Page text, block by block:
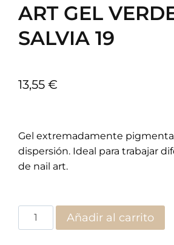
ART GEL
SALVIA 19
13,55 €
Gel extremadamente
dispersión. Ideal para trabajar
de nail art.
Añadir al carrito